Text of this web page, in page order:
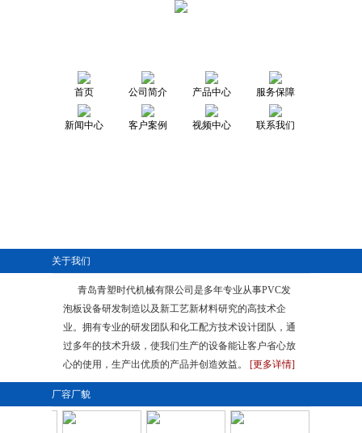
首页 公司简介 产品中心 服务保障
新闻中心 客户案例 视频中心 联系我们
关于我们
青岛青塑时代机械有限公司是多年专业从事PVC发
泡板设备研发制造以及新工艺新材料研究的高技术企
业。拥有专业的研发团队和化工配方技术设计团队，通
过多年的技术升级，使我们生产的设备能让客户省心放
心的使用，生产出优质的产品并创造效益。
[更多详情]
厂容厂貌